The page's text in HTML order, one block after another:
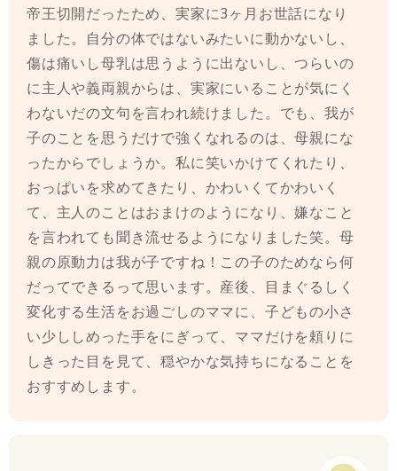
帝王切開だったため、実家に3ヶ月お世話になり
ました。自分の体ではないみたいに動かないし、
傷は痛いし母乳は思うように出ないし、つらいの
に主人や義両親からは、実家にいることが気にく
わないだの文句を言われ続けました。でも、我が
子のことを思うだけで強くなれるのは、母親にな
ったからでしょうか。私に笑いかけてくれたり、
おっぱいを求めてきたり、かわいくてかわいく
て、主人のことはおまけのようになり、嫌なこと
を言われても聞き流せるようになりました笑。母
親の原動力は我が子ですね！この子のためなら何
だってできるって思います。産後、目まぐるしく
変化する生活をお過ごしのママに、子どもの小さ
い少ししめった手をにぎって、ママだけを頼りに
しきった目を見て、穏やかな気持ちになることを
おすすめします。